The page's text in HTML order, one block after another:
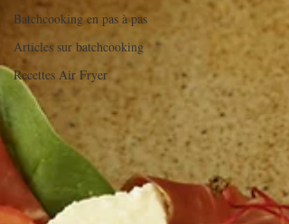
Batchcooking en pas à pas
Articles sur batchcooking
Recettes Air Fryer